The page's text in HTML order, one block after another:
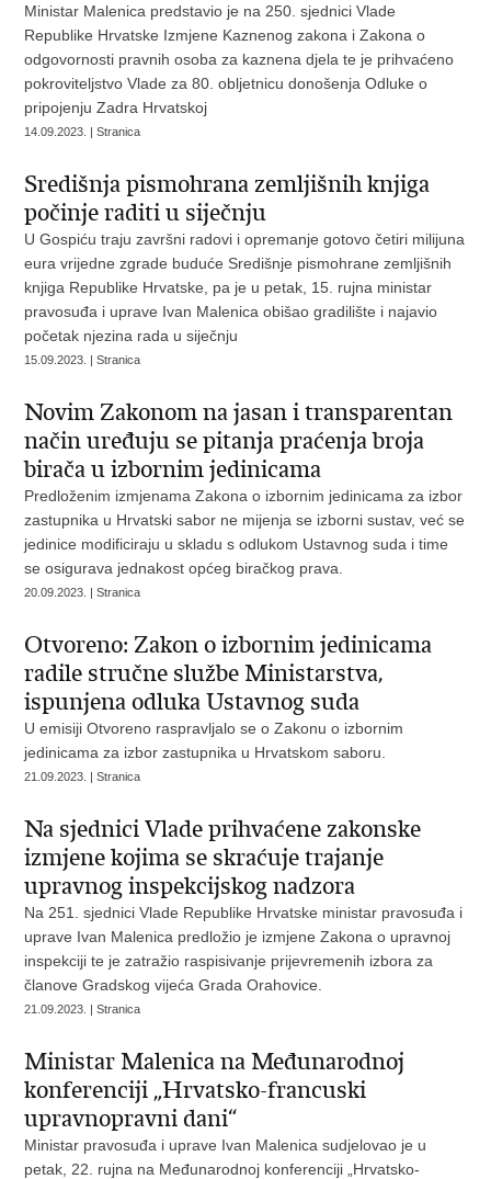
Ministar Malenica predstavio je na 250. sjednici Vlade
Republike Hrvatske Izmjene Kaznenog zakona i Zakona o
odgovornosti pravnih osoba za kaznena djela te je prihvaćeno
pokroviteljstvo Vlade za 80. obljetnicu donošenja Odluke o
pripojenju Zadra Hrvatskoj
14.09.2023. | Stranica
Središnja pismohrana zemljišnih knjiga
počinje raditi u siječnju
U Gospiću traju završni radovi i opremanje gotovo četiri milijuna
eura vrijedne zgrade buduće Središnje pismohrane zemljišnih
knjiga Republike Hrvatske, pa je u petak, 15. rujna ministar
pravosuđa i uprave Ivan Malenica obišao gradilište i najavio
početak njezina rada u siječnju
15.09.2023. | Stranica
Novim Zakonom na jasan i transparentan
način uređuju se pitanja praćenja broja
birača u izbornim jedinicama
Predloženim izmjenama Zakona o izbornim jedinicama za izbor
zastupnika u Hrvatski sabor ne mijenja se izborni sustav, već se
jedinice modificiraju u skladu s odlukom Ustavnog suda i time
se osigurava jednakost općeg biračkog prava.
20.09.2023. | Stranica
Otvoreno: Zakon o izbornim jedinicama
radile stručne službe Ministarstva,
ispunjena odluka Ustavnog suda
U emisiji Otvoreno raspravljalo se o Zakonu o izbornim
jedinicama za izbor zastupnika u Hrvatskom saboru.
21.09.2023. | Stranica
Na sjednici Vlade prihvaćene zakonske
izmjene kojima se skraćuje trajanje
upravnog inspekcijskog nadzora
Na 251. sjednici Vlade Republike Hrvatske ministar pravosuđa i
uprave Ivan Malenica predložio je izmjene Zakona o upravnoj
inspekciji te je zatražio raspisivanje prijevremenih izbora za
članove Gradskog vijeća Grada Orahovice.
21.09.2023. | Stranica
Ministar Malenica na Međunarodnoj
konferenciji „Hrvatsko-francuski
upravnopravni dani“
Ministar pravosuđa i uprave Ivan Malenica sudjelovao je u
petak, 22. rujna na Međunarodnoj konferenciji „Hrvatsko-